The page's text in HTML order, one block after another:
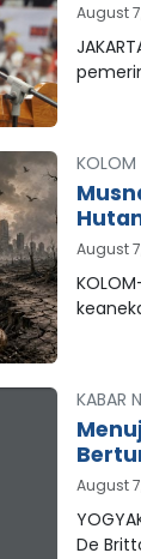
August
KOLOM
August
KABAR
August
De